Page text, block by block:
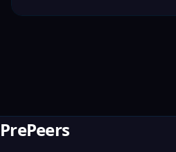
PrePeers